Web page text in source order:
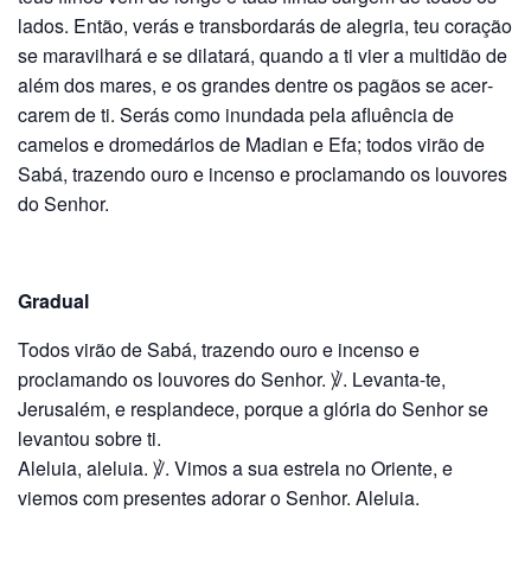
lados. Então, verás e transbordarás de alegria, teu coração
se mara­vilhará e se dilatará, quando a ti vier a multidão de
além dos mares, e os grandes dentre os pagãos se acer­
carem de ti. Serás como inundada pela afluência de
camelos e dromedários de Madian e Efa; todos virão de
Sabá, trazendo ouro e incenso e proclamando os louvores
do Senhor.
Gradual
Todos virão de Sabá, trazendo ouro e incenso e
proclamando os louvores do Senhor. ℣. Levanta-te,
Jerusalém, e resplandece, porque a gló­ria do Senhor se
levantou sobre ti.
Aleluia, aleluia. ℣. Vimos a sua estrela no Oriente, e
viemos com presentes adorar o Senhor. Aleluia.